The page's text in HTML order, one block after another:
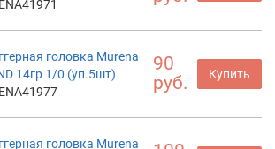
головка Murena
14гр 1/0 (уп.5шт)
90
руб.
Купить
головка Murena